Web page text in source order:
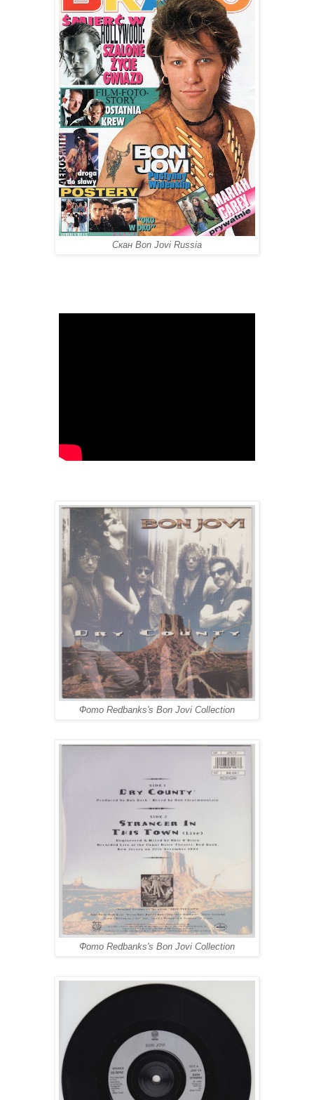
Скан Bon Jovi Russia
Фото Redbanks's Bon Jovi Collection
Фото Redbanks's Bon Jovi Collection